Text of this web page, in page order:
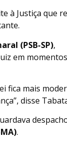
à Justiça que
(PSB-SP),
em
fica mais
disse
.